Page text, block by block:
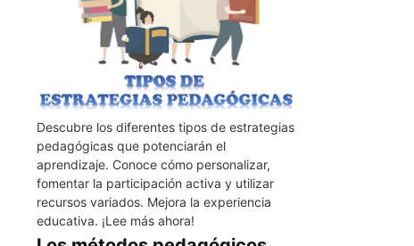
Descubre los diferentes tipos de estrategias
pedagógicas que potenciarán el
aprendizaje. Conoce cómo personalizar,
fomentar la participación activa y utilizar
recursos variados. Mejora la experiencia
educativa. ¡Lee más ahora!